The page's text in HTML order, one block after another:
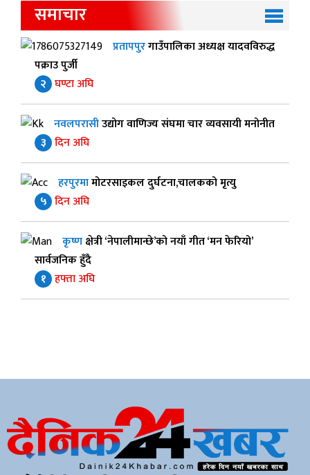
समाचार
प्रतापपुरगाउँपालिका अध्यक्ष यादवविरुद्ध
पक्राउ पुर्जी
२ घण्टा अघि
नवलपरासीउद्योग वाणिज्य संघमा चार व्यवसायी मनोनीत
३ दिन अघि
हरपुरमामोटरसाइकल दुर्घटना,चालकको मृत्यु
५ दिन अघि
कृष्णक्षेत्री ‘नेपालीमान्छे’को नयाँ गीत ‘मन फेरियो’
सार्वजनिक हुँदै
१ हफ्ता अघि